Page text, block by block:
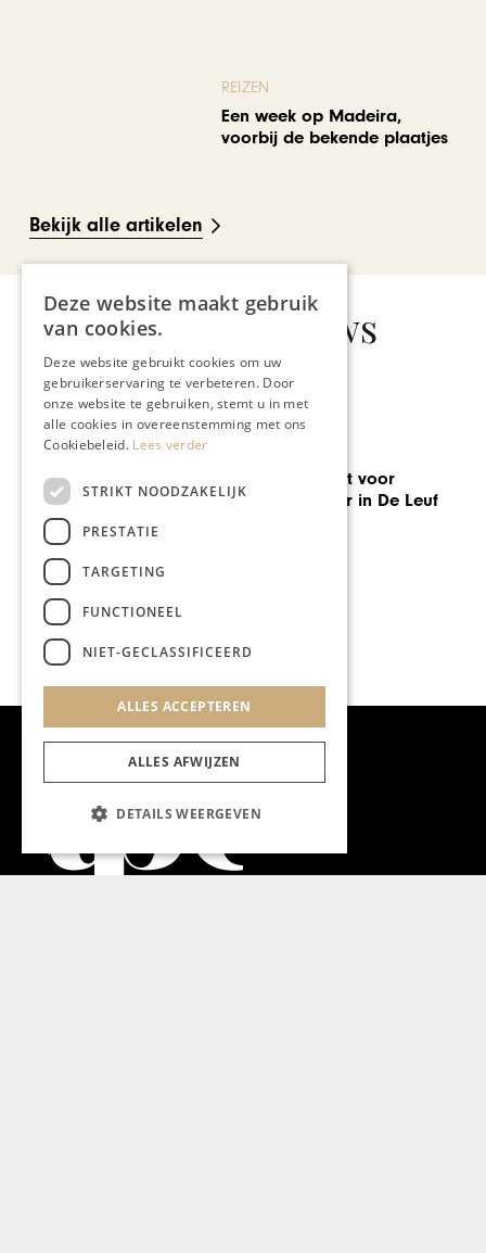
REIZEN
Een week op Madeira,
voorbij de bekende plaatjes
Bekijk alle artikelen
Gerelateerd nieuws
Make-over zorgt voor
eigentijdse sfeer in De Leuf
Deze website maakt gebruik
van cookies.
Deze website gebruikt cookies om uw
gebruikerservaring te verbeteren. Door
onze website te gebruiken, stemt u in met
alle cookies in overeenstemming met ons
Cookiebeleid. Lees verder
STRIKT NOODZAKELIJK
PRESTATIE
TARGETING
FUNCTIONEEL
NIET-GECLASSIFICEERD
ALLES ACCEPTEREN
ALLES AFWIJZEN
DETAILS WEERGEVEN